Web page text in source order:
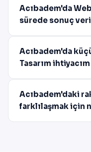
Acıbadem'da
sürede sonuç
Acıbadem'da
Tasarım ihtiyacım
Acıbadem'daki
farklılaşmak için